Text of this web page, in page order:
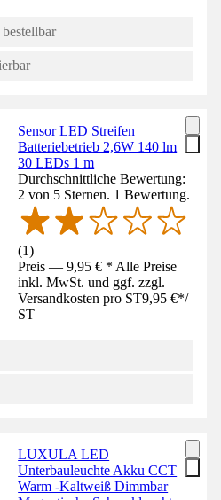
Sensor LED Streifen
Batteriebetrieb 2,6W 140 lm
30 LEDs 1 m
Durchschnittliche Bewertung:
2 von 5 Sternen. 1 Bewertung.
(1)
Preis — 9,95 € * Alle Preise
inkl. MwSt. und ggf. zzgl.
Versandkosten pro ST9,95 €*/
ST
LUXULA LED
Unterbauleuchte Akku CCT
Warm -Kaltweiß Dimmbar